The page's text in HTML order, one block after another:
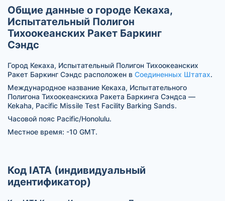
Общие данные о городе Кекаха,
Испытательный Полигон
Тихоокеанских Ракет Баркинг
Сэндс
Город Кекаха, Испытательный Полигон Тихоокеанских
Ракет Баркинг Сэндс расположен в Соединенных Штатах.
Международное название Кекаха, Испытательного
Полигона Тихоокеанскиха Ракета Баркинга Сэндса —
Kekaha, Pacific Missile Test Facility Barking Sands.
Часовой пояс Pacific/Honolulu.
Местное время: -10 GMT.
Код IATA (индивидуальный
идентификатор)